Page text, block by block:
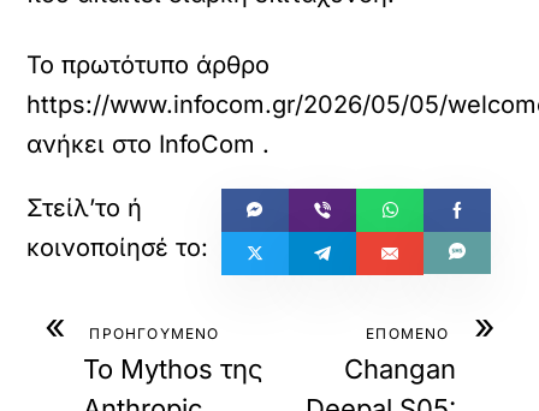
Το πρωτότυπο άρθρο
https://www.infocom.gr/2026/05/05/
ανήκει στο InfoCom .
« ΠΡΟΗΓΟΥΜΕΝΟ
To Mythos της
»
ΕΠΟΜΕΝΟ
Changan